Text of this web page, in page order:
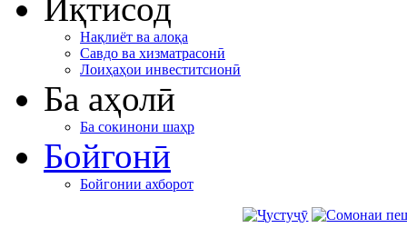
Иқтисод
Нақлиёт ва алоқа
Савдо ва хизматрасонӣ
Лоиҳаҳои инвеститсионӣ
Ба аҳолӣ
Ба сокинони шаҳр
Бойгонӣ
Бойгонии ахборот